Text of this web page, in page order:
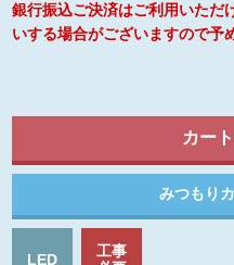
銀行振込ご決済はご利用いただ
いする場合がございますので予
LED
工事